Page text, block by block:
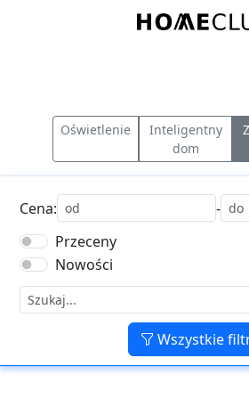
Homeclub
Oświetlenie
Inteligentny
dom
Cena:
-
Przeceny
Nowości
Wszystkie